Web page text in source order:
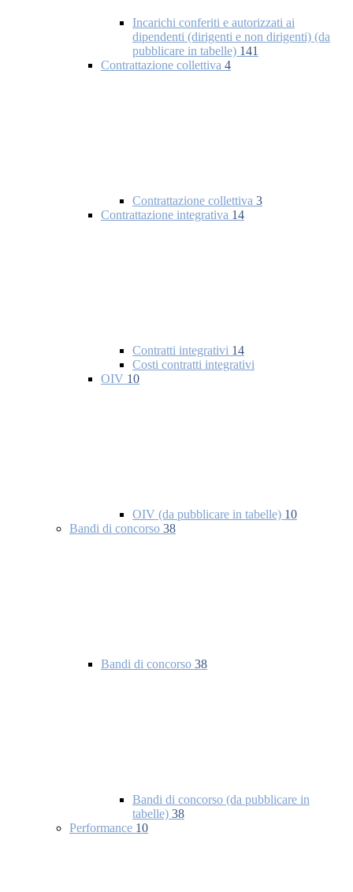
Incarichi conferiti e autorizzati ai
dipendenti (dirigenti e non dirigenti) (da
pubblicare in tabelle) 141
Contrattazione collettiva 4
Contrattazione collettiva 3
Contrattazione integrativa 14
Contratti integrativi 14
Costi contratti integrativi
OIV 10
OIV (da pubblicare in tabelle) 10
Bandi di concorso 38
Bandi di concorso 38
Bandi di concorso (da pubblicare in
tabelle) 38
Performance 10